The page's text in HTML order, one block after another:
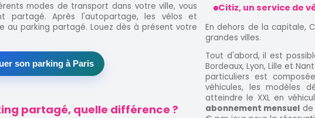
modes de transport dans votre ville, vous
partagé. Après l'autopartage, les vélos et
au parking partagé. Louez dès à présent votre
son parking à Paris
partagé, quelle différence ?
Citiz, un service de
En dehors de la capitale,
grandes villes.
Tout d'abord, il est
Bordeaux, Lyon, Lille et
particuliers est
véhicules, les modèles
atteindre le XXL en
abonnement mensuel